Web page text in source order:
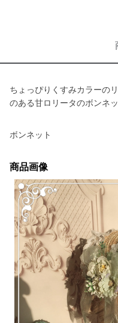
ちょっぴりくすみカラーの
のある甘ロリータのボンネッ
ボンネット
商品画像